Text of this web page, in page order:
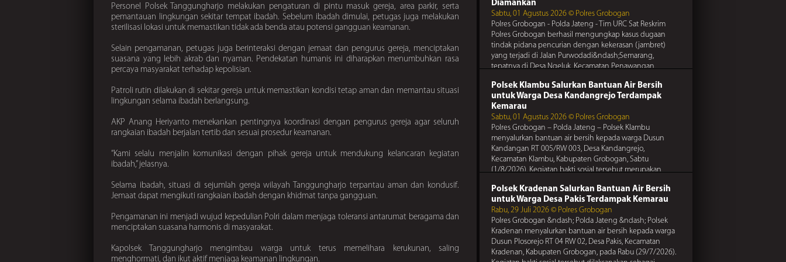
Personel Polsek Tanggungharjo melakukan pengaturan di pintu masuk gereja, area parkir, serta
pemantauan lingkungan sekitar tempat ibadah. Sebelum ibadah dimulai, petugas juga melakukan
sterilisasi lokasi untuk memastikan tidak ada benda atau potensi gangguan keamanan.
Selain pengamanan, petugas juga berinteraksi dengan jemaat dan pengurus gereja, menciptakan
suasana yang lebih akrab dan nyaman. Pendekatan humanis ini diharapkan menumbuhkan rasa
percaya masyarakat terhadap kepolisian.
Patroli rutin dilakukan di sekitar gereja untuk memastikan kondisi tetap aman dan memantau situasi
lingkungan selama ibadah berlangsung.
AKP Anang Heriyanto menekankan pentingnya koordinasi dengan pengurus gereja agar seluruh
rangkaian ibadah berjalan tertib dan sesuai prosedur keamanan.
“Kami selalu menjalin komunikasi dengan pihak gereja untuk mendukung kelancaran kegiatan
ibadah,” jelasnya.
Selama ibadah, situasi di sejumlah gereja wilayah Tanggungharjo terpantau aman dan kondusif.
Jemaat dapat mengikuti rangkaian ibadah dengan khidmat tanpa gangguan.
Pengamanan ini menjadi wujud kepedulian Polri dalam menjaga toleransi antarumat beragama dan
menciptakan suasana harmonis di masyarakat.
Kapolsek Tanggungharjo mengimbau warga untuk terus memelihara kerukunan, saling
menghormati, dan ikut aktif menjaga keamanan lingkungan.
anda, dan titipkan keamanan rumah anda kepada
tetangga terdekat saat anda meninggalkan rumah
Pesan Kamtibmas
Gunakan Kunci Pengaman Ganda Demi Keamanan Motor
Anda
Pesan Kamtibmas
Polres Grobogan 7/20/2016
Periksa selalu tabung gas, terutama pada selang katup dan
pengaturnya untuk mencegah kebakaran
Pesan Tertib Lalulintas
Polres Grobogan 7/20/2016
Jaga semangat persaudaraan, hindari friksi dan
perkelahian demi terciptanya kedamaian
Pesan Tertib Lalulintas
Polres Grobogan 7/20/2016
Waspadai pencurian di perumahan, lakukan tindakan
antisipasi dengan memasang sistem pengaman di rumah
anda, dan titipkan keamanan rumah anda kepada
tetangga terdekat saat anda meninggalkan rumah
Pesan Tertib Lalulintas
Polres Grobogan 7/20/2016
Gunakan Kunci Pengaman Ganda Demi Keamanan Motor
Anda
Diamankan
Sabtu, 01 Agustus 2026 © Polres Grobogan
Polres Grobogan - Polda Jateng - Tim URC Sat Reskrim
Polres Grobogan berhasil mengungkap kasus dugaan
tindak pidana pencurian dengan kekerasan (jambret)
yang terjadi di Jalan Purwodadi&ndash;Semarang,
tepatnya di Desa Ngeluk, Kecamatan Penawangan,
Polsek Klambu Salurkan Bantuan Air Bersih
untuk Warga Desa Kandangrejo Terdampak
Kemarau
Sabtu, 01 Agustus 2026 © Polres Grobogan
Polres Grobogan – Polda Jateng – Polsek Klambu
menyalurkan bantuan air bersih kepada warga Dusun
Kandangan RT 005/RW 003, Desa Kandangrejo,
Kecamatan Klambu, Kabupaten Grobogan, Sabtu
(1/8/2026). Kegiatan bakti sosial tersebut merupakan
Polsek Kradenan Salurkan Bantuan Air Bersih
untuk Warga Desa Pakis Terdampak Kemarau
Rabu, 29 Juli 2026 © Polres Grobogan
Polres Grobogan &ndash; Polda Jateng &ndash; Polsek
Kradenan menyalurkan bantuan air bersih kepada warga
Dusun Plosorejo RT 04 RW 02, Desa Pakis, Kecamatan
Kradenan, Kabupaten Grobogan, pada Rabu (29/7/2026).